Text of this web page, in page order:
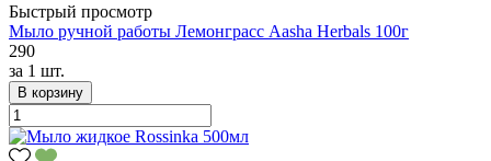
Быстрый просмотр
Мыло ручной работы Лемонграсс Aasha Herbals 100г
290
за 1 шт.
В корзину